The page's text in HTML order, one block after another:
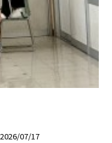
2026/07/17